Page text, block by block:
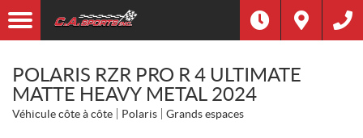
POLARIS RZR PRO R 4 ULTIMATE
MATTE HEAVY METAL 2024
Véhicule côte à côte Polaris Grands espaces